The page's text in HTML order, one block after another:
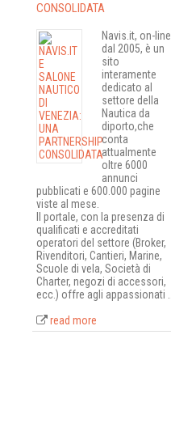
CONSOLIDATA
Navis.it, on-line
dal 2005, è un
sito
interamente
dedicato al
settore della
Nautica da
diporto,che
conta
attualmente
oltre 6000
annunci
pubblicati e 600.000 pagine
viste al mese.
Il portale, con la presenza di
qualificati e accreditati
operatori del settore (Broker,
Rivenditori, Cantieri, Marine,
Scuole di vela, Società di
Charter, negozi di accessori,
ecc.) offre agli appassionati ...
read more